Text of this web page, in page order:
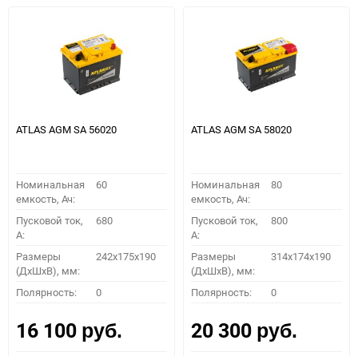
ATLAS AGM SA 56020
Номинальная
емкость, Ач:
60
Пусковой ток,
A:
680
Размеры
(ДхШхВ), мм:
242x175x190
Полярность: 0
16 100 руб.
ATLAS AGM SA 58020
Номинальная
емкость, Ач:
80
Пусковой ток,
A:
800
Размеры
(ДхШхВ), мм:
314x174x190
Полярность: 0
20 300 руб.